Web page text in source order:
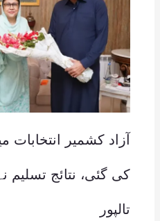
آزاد کشمیر انتخابات
کی گئی، نتائج تسلیم
تالپور